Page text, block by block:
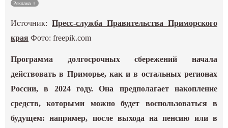
Спецпроекты
Реклама
Источник:Пресс-служба Правительства Приморского
края Фото: freepik.com
Программа долгосрочных сбережений начала
действовать в Приморье, как и в остальных регионах
России, в 2024 году. Она предполагает накопление
средств, которыми можно будет воспользоваться в
будущем: например, после выхода на пенсию или в